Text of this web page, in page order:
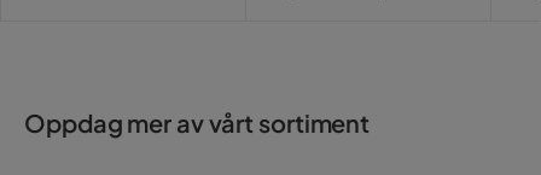
Oppdag mer av vårt sortiment